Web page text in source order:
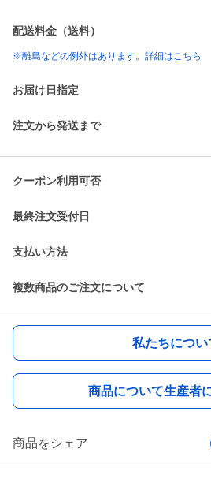
配送料金（送料）
※離島などの例外はあります。詳細はこちら
お届け日指定
注文から発送まで
クーポン利用可否
最終注文受付日
支払い方法
複数商品のご注文について
私たちについ
商品について生産者
商品をシェア